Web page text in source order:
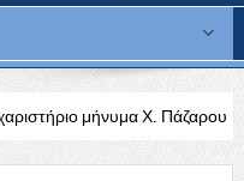
Χ. Πάζαρου για Α. Βαφεάδη